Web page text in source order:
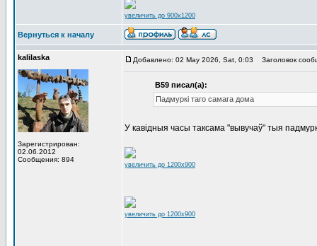
увеличить до 900x1200
Вернуться к началу
kalilaska
Зарегистрирован:
02.06.2012
Сообщения: 894
Добавлено: 02 May 2026, Sat, 0:03 Заголовок
В59 писал(а):
Падмуркі таго самага дома
У кавiдныя часы таксама "вывучаў" тыя
увеличить до 1200x900
увеличить до 1200x900